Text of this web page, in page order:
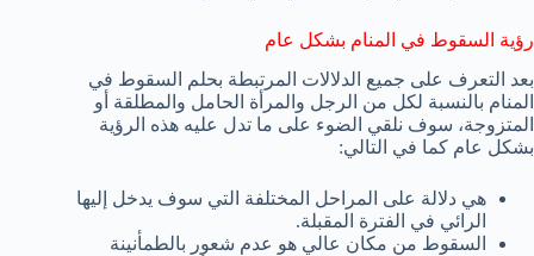
رؤية السقوط في المنام بشكل عام
بعد التعرف على جميع الدلالات المرتبطة بحلم السقوط في
المنام بالنسبة لكل من الرجل والمرأة الحامل والمطلقة أو
المتزوجة، سوف نلقي الضوء على ما تدل عليه هذه الرؤية
بشكل عام كما في التالي:
هي دلالة على المراحل المختلفة التي سوف يدخل إليها
الرائي في الفترة المقبلة.
السقوط من مكان عالي هو عدم شعور بالطمأنينة